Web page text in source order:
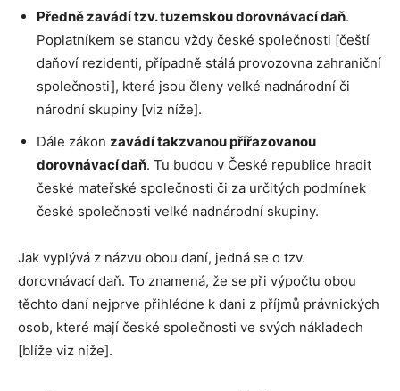
Předně zavádí tzv. tuzemskou dorovnávací daň.
Poplatníkem se stanou vždy české společnosti [čeští
daňoví rezidenti, případně stálá provozovna zahraniční
společnosti], které jsou členy velké nadnárodní či
národní skupiny [viz níže].
Dále zákon zavádí takzvanou přiřazovanou
dorovnávací daň. Tu budou v České republice hradit
české mateřské společnosti či za určitých podmínek
české společnosti velké nadnárodní skupiny.
Jak vyplývá z názvu obou daní, jedná se o tzv.
dorovnávací daň. To znamená, že se při výpočtu obou
těchto daní nejprve přihlédne k dani z příjmů právnických
osob, které mají české společnosti ve svých nákladech
[blíže viz níže].